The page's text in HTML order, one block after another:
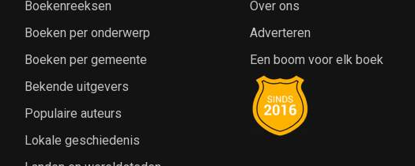
Boekenreeksen
Boeken per onderwerp
Boeken per gemeente
Bekende uitgevers
Populaire auteurs
Lokale geschiedenis
Over ons
Adverteren
Een boom voor elk boek